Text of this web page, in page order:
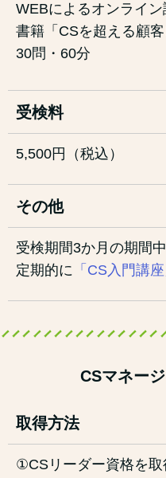
WEBによるオンライン
書籍「CSを超える顧
30問・60分
受検料
5,500円（税込）
その他
受検期間3か月の期間
定期的に 「CS入門講
CSマネー
取得方法
①CSリーダー資格を取